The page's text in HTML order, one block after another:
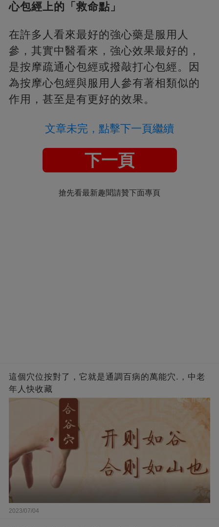
心包經上的「救命點」
在許多人看來最好的強心藥是服用人
參，其實中醫看來，強心效果最好的，
是按摩疏通心包經或撥敲打心包經。因
為按摩心包經與服用人參有著相類似的
作用，甚至是有更好的效果。
文章未完，點擊下一頁繼續
下一頁
搶先看最新趣聞請贊下面專頁
這個穴位按對了，它就是通調百病的萬能穴.，中老
年人快收藏
2023/07/04